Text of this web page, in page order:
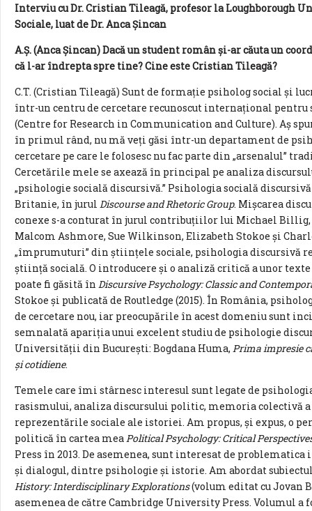
Interviu cu Dr. Cristian Tileagă, profesor la Loughborough
Sociale, luat de Dr. Anca Șincan
A.Ș. (Anca Șincan) Dacă un student român și-ar căuta un
că l-ar îndrepta spre tine? Cine este Cristian Tileagă?
C.T. (Cristian Tileagă) Sunt de formație psiholog social și
într-un centru de cercetare recunoscut internațional pentru
(Centre for Research in Communication and Culture). Aș
în primul rând, nu mă veți găsi într-un departament de
cercetare pe care le folosesc nu fac parte din „arsenalul”
Cercetările mele se axează în principal pe analiza
„psihologie socială discursivă.” Psihologia socială
Britanie, în jurul Discourse and Rhetoric Group. Mișcarea
conexe s-a conturat în jurul contribuțiilor lui Michael Billig,
Malcom Ashmore, Sue Wilkinson, Elizabeth Stokoe și
„împrumuturi” din științele sociale, psihologia discursivă
știință socială. O introducere și o analiză critică a unor
poate fi găsită în Discursive Psychology: Classic and
Stokoe și publicată de Routledge (2015). În România,
de cercetare nou, iar preocupările în acest domeniu sunt
semnalată apariția unui excelent studiu de psihologie
Universității din București: Bogdana Huma, Prima impresie
şi cotidiene.
Temele care îmi stârnesc interesul sunt legate de
rasismului, analiza discursului politic, memoria colectivă
reprezentările sociale ale istoriei. Am propus, și expus, o
politică în cartea meaPolitical Psychology: Critical
Press în 2013. De asemenea, sunt interesat de
și dialogul, dintre psihologie și istorie. Am abordat
History: Interdisciplinary Explorations(volum editat cu Jovan
asemenea de către Cambridge University Press. Volumul